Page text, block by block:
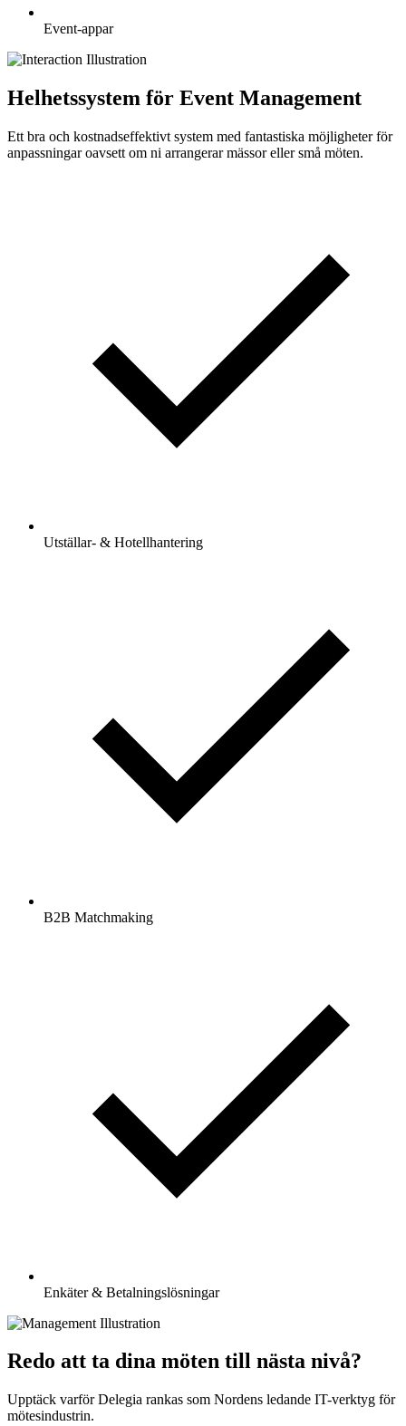
Event-appar
Helhetssystem för Event Management
Ett bra och kostnadseffektivt system med fantastiska möjligheter för
anpassningar oavsett om ni arrangerar mässor eller små möten.
Utställar- & Hotellhantering
B2B Matchmaking
Enkäter & Betalningslösningar
Redo att ta dina möten till nästa nivå?
Upptäck varför Delegia rankas som Nordens ledande IT-verktyg för
mötesindustrin.